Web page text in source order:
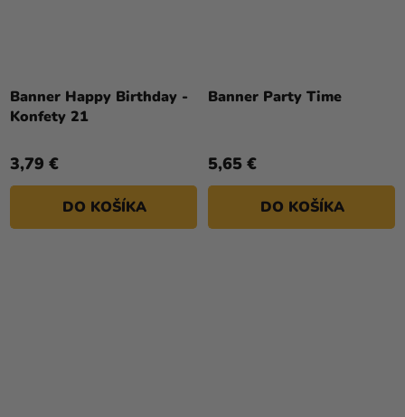
Banner Happy Birthday -
Konfety 21
3,79 €
DO KOŠÍKA
Banner Party Time
5,65 €
DO KOŠÍKA